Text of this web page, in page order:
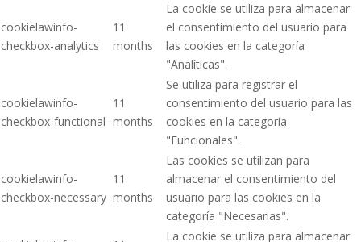
cookielawinfo-
checkbox-analytics
11
months
La cookie se utiliza para almacenar
el consentimiento del usuario para
las cookies en la categoría
"Analíticas".
cookielawinfo-
checkbox-functional
11
months
Se utiliza para registrar el
consentimiento del usuario para las
cookies en la categoría
"Funcionales".
cookielawinfo-
checkbox-necessary
11
months
Las cookies se utilizan para
almacenar el consentimiento del
usuario para las cookies en la
categoría "Necesarias".
La cookie se utiliza para almacenar